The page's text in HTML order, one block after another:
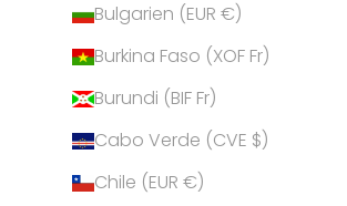
Bulgarien (EUR €)
Burkina Faso (XOF Fr)
Burundi (BIF Fr)
Cabo Verde (CVE $)
Chile (EUR €)